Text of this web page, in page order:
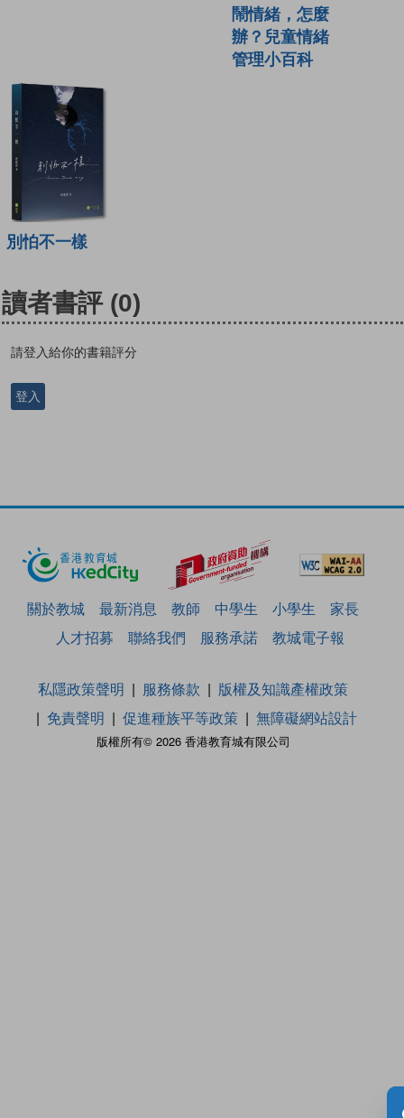
鬧情緒，怎麼
辦？兒童情緒
管理小百科
別怕不一樣
讀者書評 (0)
請登入給你的書籍評分
登入
關於教城 最新消息 教師 中學生 小學生
家長
人才招募
聯絡我們 服務承諾 教城電子報
版權所有© 2026 香港教育城有限公司
私隱政策聲明 服務條款
版權及知識產權政策
免責聲明
促進種族平等政策 無障礙網站設計